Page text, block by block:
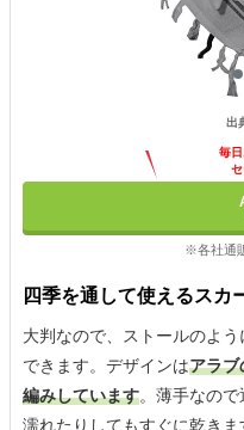
出
毎
※各社通
四季を通して使えるスカ
大判なので、ストールのよ
できます。デザインはアラブ
編みしています。薄手なの
濡れたりしてもすぐに乾き